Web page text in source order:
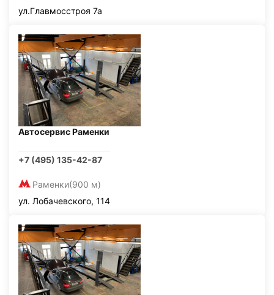
ул.Главмосстроя 7а
Автосервис Раменки
+7 (495) 135-42-87
Раменки(900 м)
ул. Лобачевского, 114